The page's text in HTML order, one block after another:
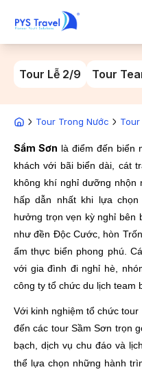
Tour Lễ 2/9 Tour
Tour Trong Nước
Sầm Sơn là điểm đến biển
khách với bãi biển dài, cát
không khí nghỉ dưỡng nhộn
hấp dẫn nhất khi lựa
hưởng trọn vẹn kỳ nghỉ bên
như đền Độc Cước, hòn
ẩm thực biển phong phú.
với gia đình đi nghỉ hè,
công ty tổ chức du lịch team
Với kinh nghiệm tổ chức tour
đến các tour Sầm Sơn trọn
bạch, dịch vụ chu đáo và
thể lựa chọn những hành